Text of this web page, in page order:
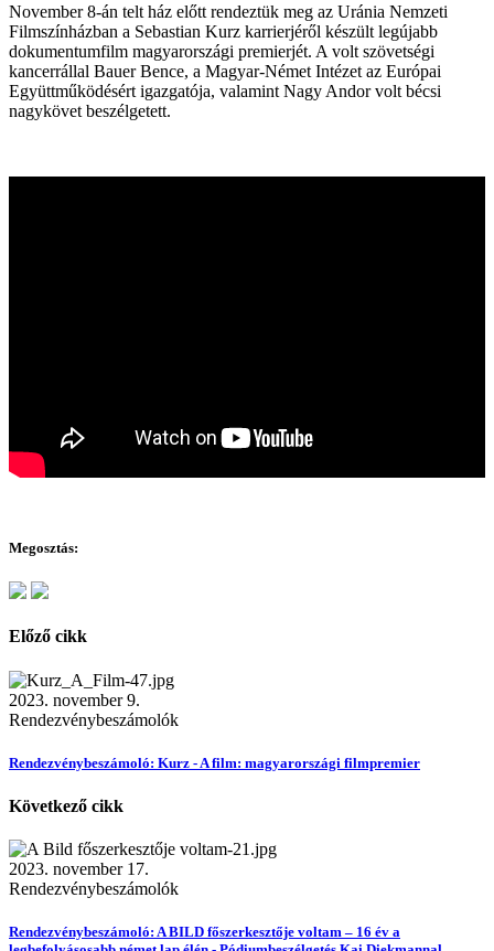
November 8-án telt ház előtt rendeztük meg az Uránia Nemzeti
Filmszínházban a Sebastian Kurz karrierjéről készült legújabb
dokumentumfilm magyarországi premierjét. A volt szövetségi
kancerrállal Bauer Bence, a Magyar-Német Intézet az Európai
Együttműködésért igazgatója, valamint Nagy Andor volt bécsi
nagykövet beszélgetett.
Megosztás:
Előző cikk
2023. november 9.
Rendezvénybeszámolók
Rendezvénybeszámoló: Kurz - A film: magyarországi filmpremier
Következő cikk
2023. november 17.
Rendezvénybeszámolók
Rendezvénybeszámoló: A BILD főszerkesztője voltam – 16 év a